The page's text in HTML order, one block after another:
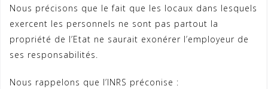
Nous précisons que le fait que les locaux dans lesquels
exercent les personnels ne sont pas partout la
propriété de l’Etat ne saurait exonérer l’employeur de
ses responsabilités.
Nous rappelons que l’INRS préconise :